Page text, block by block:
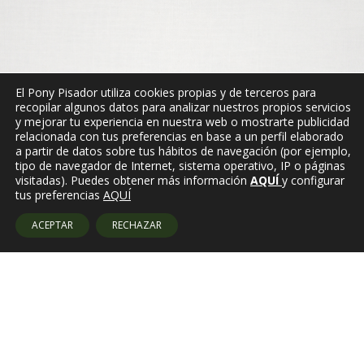
El Pony Pisador utiliza cookies propias y de terceros para
recopilar algunos datos para analizar nuestros propios servicios
y mejorar tu experiencia en nuestra web o mostrarte publicidad
relacionada con tus preferencias en base a un perfil elaborado
a partir de datos sobre tus hábitos de navegación (por ejemplo,
tipo de navegador de Internet, sistema operativo, IP o páginas
visitadas). Puedes obtener más información AQUÍ y configurar
tus preferencias AQUÍ
ACEPTAR RECHAZAR